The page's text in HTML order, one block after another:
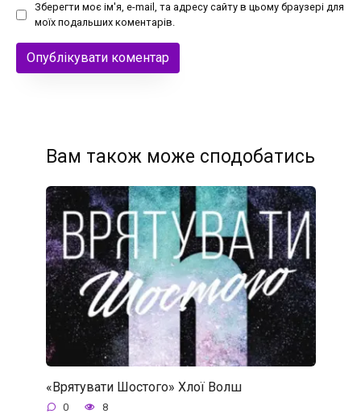
Зберегти моє ім'я, e-mail, та адресу сайту в цьому браузері для
моїх подальших коментарів.
Вам також може сподобатись
«Врятувати Шостого» Хлої Волш
0 8